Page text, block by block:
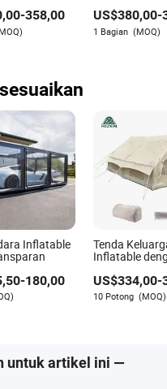
produktif yang
kebugaran, dan
yang tajam untuk tren
mendalam tentang
dinamis ini,
yang
yang menarik.
-358,00
Canopy
US$380,00-
1 Bagian (MOQ)
Inflatable
-180,00
Tenda
Inflatable
US$334,00-
10 Potong (MOQ)
untuk artikel ini —